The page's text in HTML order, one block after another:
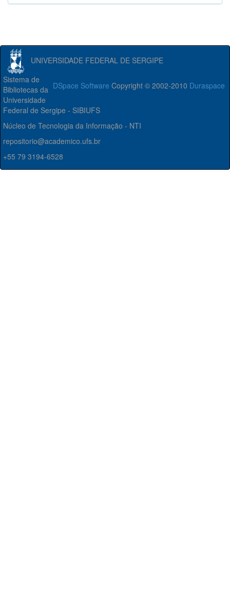
UNIVERSIDADE FEDERAL DE SERGIPE
DSpace Software Copyright © 2002-2010 Duraspace
Sistema de
Bibliotecas da
Universidade
Federal de Sergipe - SIBIUFS
Núcleo de Tecnologia da Informação - NTI
repositorio@academico.ufs.br
+55 79 3194-6528